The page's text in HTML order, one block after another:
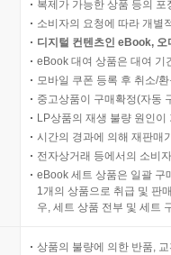
복제가 가능한 상품 등의
소비자의 요청에 따라 개별
디지털 컨텐츠인 eBook,
eBook 대여 상품은 대여 기
모바일 쿠폰 등록 후 취소/
중고상품이 구매확정(자동
LP상품의 재생 불량 원인
시간의 경과에 의해 재판매
전자상거래 등에서의 소비
eBook 세트 상품은 일괄 구
1개의 상품으로 취급 및 판
우, 세트 상품 전부 및 세트
상품의 불량에 의한 반품,